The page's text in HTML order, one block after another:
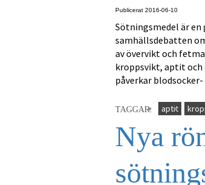
Publicerat 2016-06-10
Sötningsmedel är
samhällsdebatten
av övervikt och
kroppsvikt, aptit och
påverkar
TAGGAR: aptit
Nya